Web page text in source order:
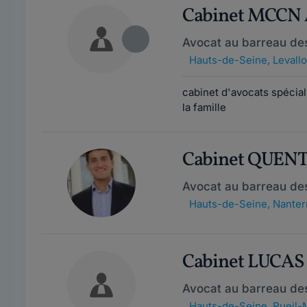
Cabinet MCCN
Avocat au barreau
Hauts-de-Seine,
cabinet d'avocats
la famille
Cabinet
Avocat au barreau
Hauts-de-Seine,
Cabinet
Avocat au barreau